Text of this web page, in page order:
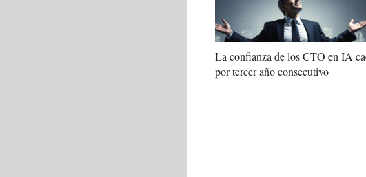
La confianza de los CTO en IA
por tercer año consecutivo